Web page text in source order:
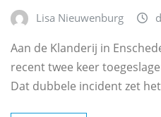
Lisa Nieuwenburg
Aan de Klanderij in
recent twee keer
Dat dubbele incident zet